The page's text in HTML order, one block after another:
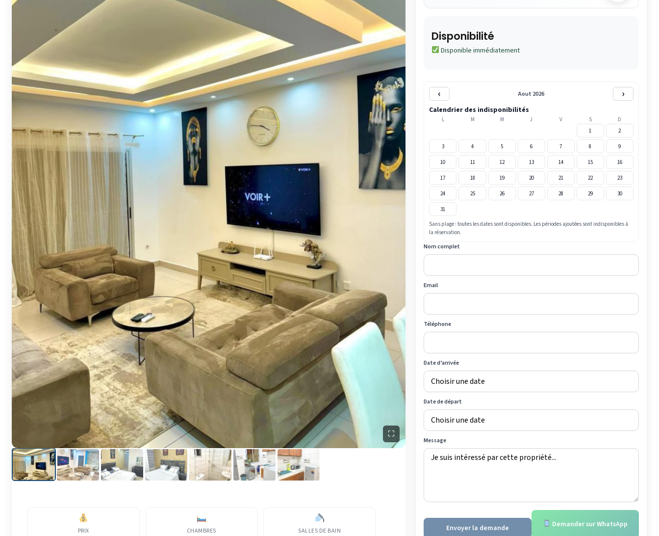
⛶
PRIX CHAMBRES SALLES DE BAIN
Disponibilité
Disponible immédiatement
‹ Aout 2026 ›
Calendrier des indisponibilités
L M M J V S
D
1
2
3 4 5 6 7 8 9
10 11 12 13 14 15 16
17 18 19 20 21 22 23
24 25 26 27 28 29 30
31
Sans plage : toutes les dates sont disponibles. Les périodes ajoutées sont indisponibles à
la réservation.
Nom complet
Email
Téléphone
Date d’arrivée
Date de départ
Message
Envoyer la demande Demander sur WhatsApp